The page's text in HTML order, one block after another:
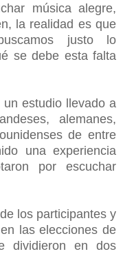
música alegre,
la realidad es que
justo lo
se debe esta falta
estudio llevado a
alemanes,
de entre
una experiencia
por escuchar
los participantes y
las elecciones de
dividieron en dos